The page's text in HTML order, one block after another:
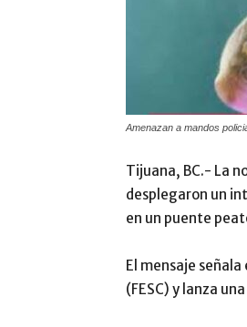
Amenazan a mandos
Tijuana, BC.- La
desplegaron un
en un puente
El mensaje
(FESC) y lanza